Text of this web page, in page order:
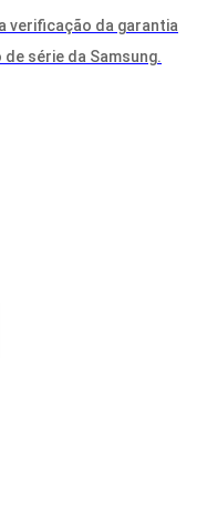
verificação da garantia
série da Samsung.